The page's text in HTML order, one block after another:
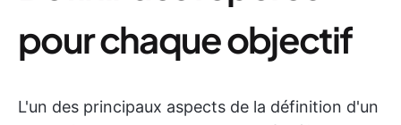
pour chaque objectif
L'un des principaux aspects de la définition d'un